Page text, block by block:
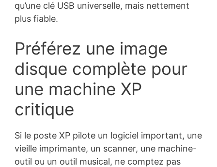
qu’une clé USB universelle, mais nettement
plus fiable.
Préférez une image
disque complète pour
une machine XP
critique
Si le poste XP pilote un logiciel important, une
vieille imprimante, un scanner, une machine-
outil ou un outil musical, ne comptez pas